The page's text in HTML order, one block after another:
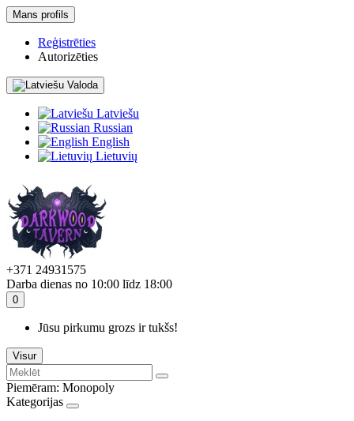
Mans profils
Reģistrēties
Autorizēties
Valoda
Latviešu
Russian
English
Lietuvių
+371 24931575
Darba dienas no 10:00 līdz 18:00
0
Jūsu pirkumu grozs ir tukšs!
Visur
Piemēram: Monopoly
Kategorijas